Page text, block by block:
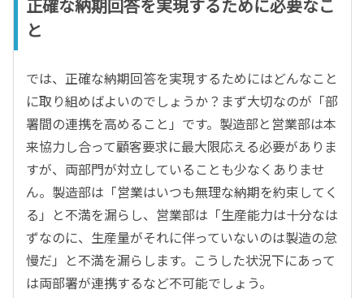
正確な納期回答を実現するために必要なこ
と
では、正確な納期回答を実現するためにはどんなこと
に取り組めばよいのでしょうか？まず大切なのが「部
署間の連携を高めること」です。製造部と営業部は本
来協力し合って顧客要求に最大限応える必要がありま
すが、両部門が対立していることも少なくありませ
ん。製造部は「営業はいつも無理な納期を約束してく
る」と不満を漏らし、営業部は「生産能力は十分なは
ずなのに、生産量がそれに伴っていないのは製造の怠
慢だ」と不満を漏らします。こうした状況下にあって
は両部署が連携するなど不可能でしょう。